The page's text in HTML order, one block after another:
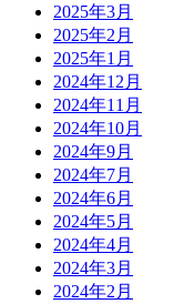
2025年3月
2025年2月
2025年1月
2024年12月
2024年11月
2024年10月
2024年9月
2024年7月
2024年6月
2024年5月
2024年4月
2024年3月
2024年2月